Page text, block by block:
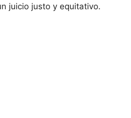
juicio justo y equitativo.